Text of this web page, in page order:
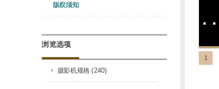
版权须知
浏览选项
摄影机规格 (240)
1